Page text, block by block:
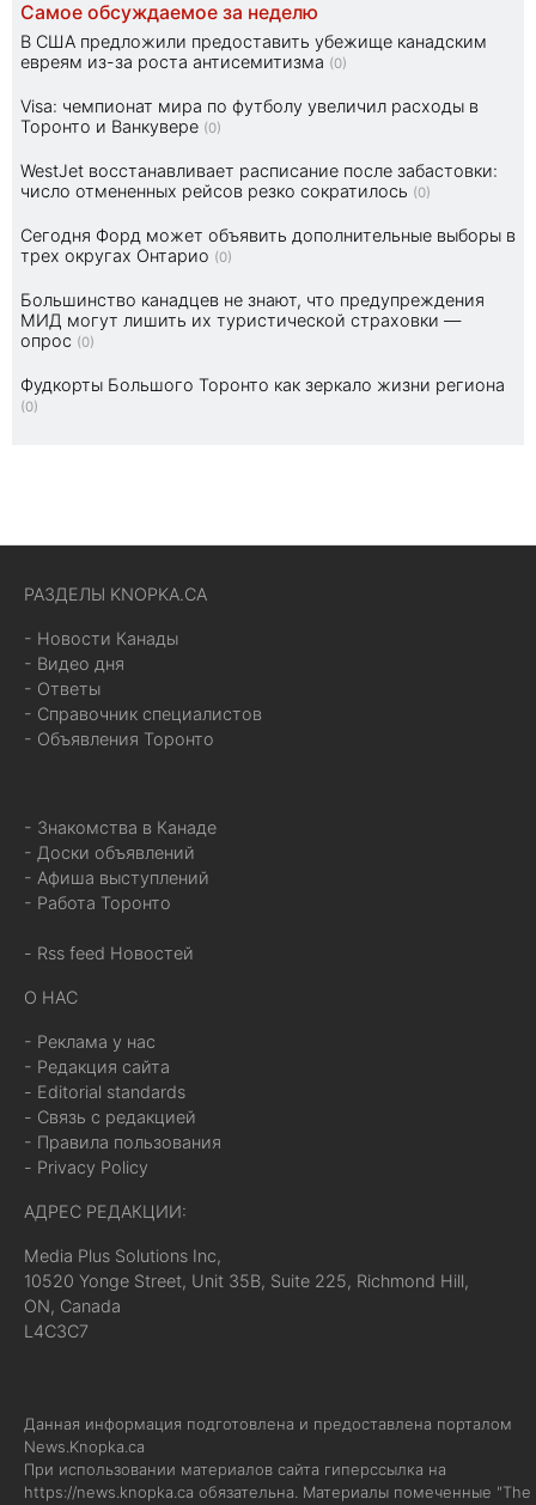
Самое обсуждаемое за неделю
В США предложили предоставить убежище канадским
евреям из-за роста антисемитизма (0)
Visa: чемпионат мира по футболу увеличил расходы в
Торонто и Ванкувере (0)
WestJet восстанавливает расписание после забастовки:
число отмененных рейсов резко сократилось (0)
Сегодня Форд может объявить дополнительные выборы в
трех округах Онтарио (0)
Большинство канадцев не знают, что предупреждения
МИД могут лишить их туристической страховки —
опрос (0)
Фудкорты Большого Торонто как зеркало жизни региона
(0)
РАЗДЕЛЫ KNOPKA.CA
- Новости Канады
- Видео дня
- Ответы
- Справочник специалистов
- Объявления Торонто
- Знакомства в Канаде
- Доски объявлений
- Афиша выступлений
- Работа Торонто
- Rss feed Новостей
О НАС
- Реклама у нас
- Редакция сайта
- Editorial standards
- Связь с редакцией
- Правила пользования
- Privacy Policy
АДРЕС РЕДАКЦИИ:
Media Plus Solutions Inc,
10520 Yonge Street, Unit 35B, Suite 225, Richmond Hill,
ON, Canada
L4C3C7
Данная информация подготовлена и предоставлена порталом
News.Knopka.ca
При использовании материалов сайта гиперссылка на
https://news.knopka.ca обязательна. Материалы помеченные "The